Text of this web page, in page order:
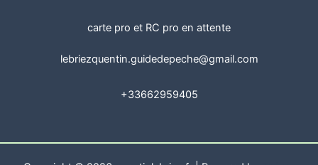
carte pro et RC pro en attente
lebriezquentin.guidedepeche@gmail.com
+33662959405